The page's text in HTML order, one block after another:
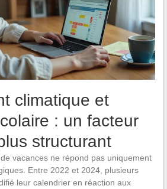
climatique et
: un facteur
structurant
vacances ne répond pas uniquement
Entre 2022 et 2024, plusieurs
leur calendrier en réaction aux